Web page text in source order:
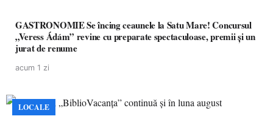
GASTRONOMIE Se încing ceaunele la Satu Mare! Concursul
„Veress Ádám” revine cu preparate spectaculoase, premii și un
jurat de renume
acum 1 zi
LOCALE